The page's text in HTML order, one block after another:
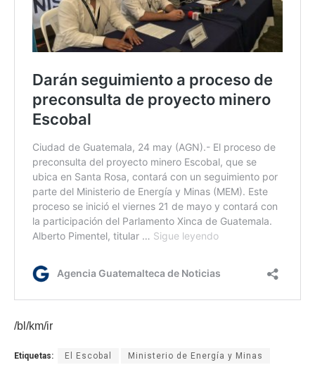
/bl/km/ir
Etiquetas: El Escobal Ministerio de Energía y Minas